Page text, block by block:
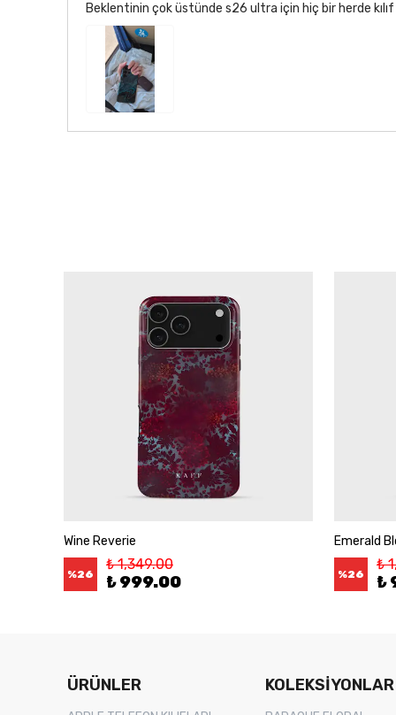
Beklentinin çok üstünde s26 ultra için hiç bir herde
Wine Reverie
%26
₺ 1,349.00
₺ 999.00
Emerald
%26
₺
₺
ÜRÜNLER KOLEKSİYONLAR